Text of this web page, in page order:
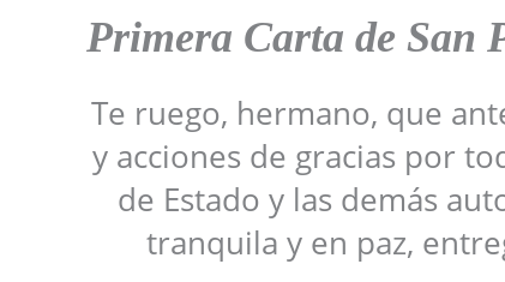
Primera Carta de San
Te ruego, hermano, que
y acciones de gracias por
de Estado y las demás
tranquila y en paz,